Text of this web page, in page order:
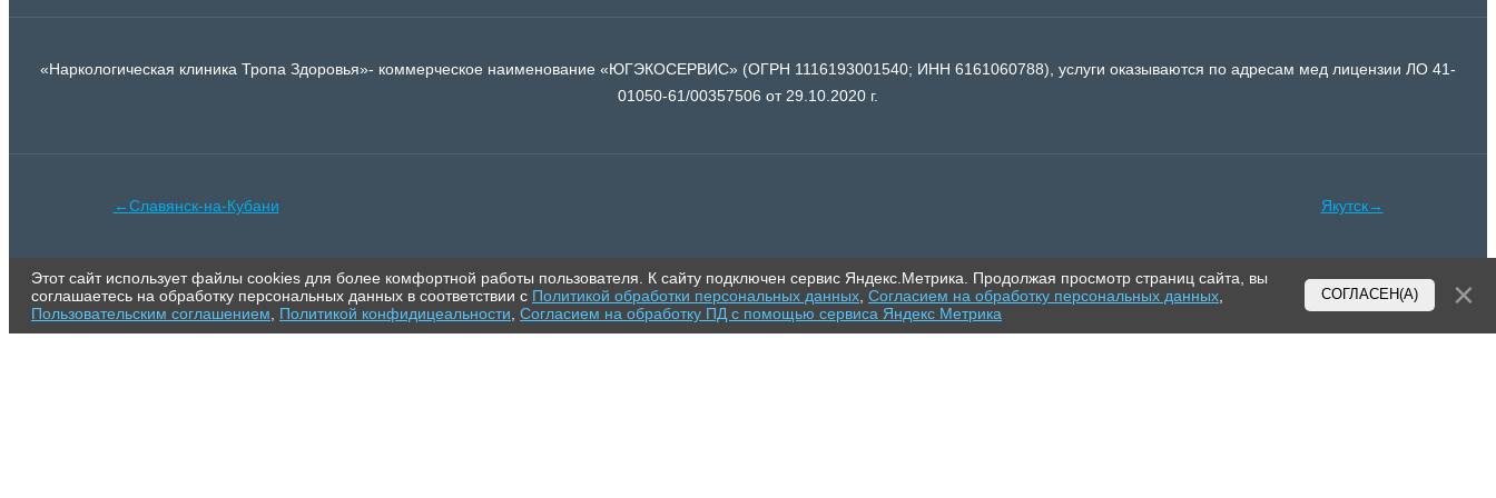
«Наркологическая клиника Тропа Здоровья»- коммерческое наименование «ЮГЭКОСЕРВИС» (ОГРН 1116193001540; ИНН 6161060788), услуги оказываются по адресам мед лицензии ЛО 41-
01050-61/00357506 от 29.10.2020 г.
←Славянск-на-Кубани Якутск→
Этот сайт использует файлы cookies для более комфортной работы пользователя. К сайту подключен сервис Яндекс.Метрика. Продолжая просмотр страниц сайта, вы
соглашаетесь на обработку персональных данных в соответствии с Политикой обработки персональных данных Согласием на обработку персональных данных
Пользовательским соглашением
Политикой конфидицеальности Согласием на обработку ПД с помощью сервиса Яндекс Метрика
СОГЛАСЕН(А)